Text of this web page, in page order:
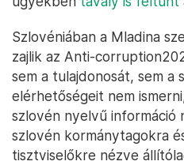
Szlovéniában a Mladina
zajlik az Anti-
sem a tulajdonosát, sem a
elérhetőségeit nem
szlovén nyelvű információ
szlovén kormánytagokra
tisztviselőkre nézve